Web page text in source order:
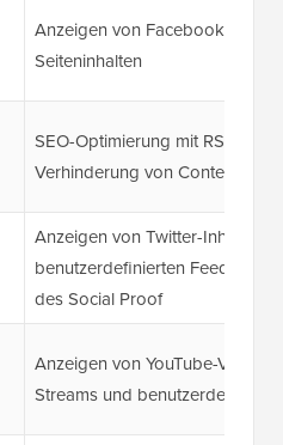
Anzeigen von Facebook-
Seiteninhalten
SEO-Optimierung mit RSS-
Verhinderung von Content-
Anzeigen von Twitter-Inhalten,
benutzerdefinierten Feeds und
des Social Proof
Anzeigen von YouTube-Videos,
Streams und